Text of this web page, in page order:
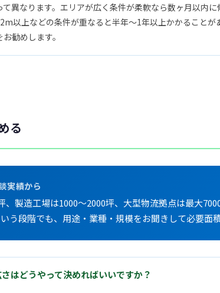
異なります。エリアが広く条件が柔軟なら数ヶ月以内
以上などの条件が重なると半年〜1年以上かかること
勧めします。
る
実績から
、製造工場は1000〜2000坪、大型物流拠点は最大
う段階でも、用途・業種・規模をお聞きして必要面
はどうやって決めればいいですか？